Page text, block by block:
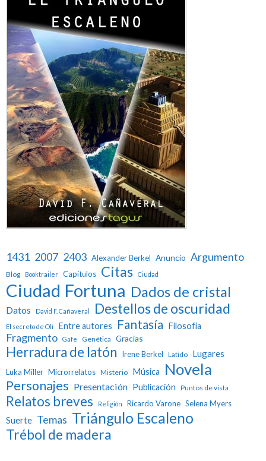
1431 2007 2403 Alexander Berkel Anuncio Argumento
Blog Booktrailer Capítulos Citas Ciudad
Ciudad Fortuna Dados de cristal
Datos David F. Cañaveral Destellos de oscuridad
El secreto de Oli Entre autores Fantasía Filosofía
Fragmento Gafe Genética Gracias
Herradura de latón Irene Berkel Latido Lugares
Luka Miller Microrrelatos Misterio Música Novela
Personajes Presentación Publicación Puntos de vista
Relatos breves Religión Ricardo Varone Selena Myers
Suerte Temas Triángulo Escaleno
Trébol de madera